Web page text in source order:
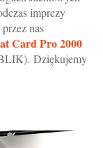
imprezy
nas
Card Pro 2000
BLIK). Dziękujemy